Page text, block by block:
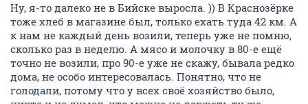
Ну, я-то далеко не в Бийске выросла. )) В Краснозёрке
тоже хлеб в магазине был, только ехать туда 42 км. А
к нам не каждый день возили, теперь уже не помню,
сколько раз в неделю. А мясо и молочку в 80-е ещё
точно не возили, про 90-е уже не скажу, бывала редко
дома, не особо интересовалась. Понятно, что не
голодали, потому что у всех своё хозяйство было,